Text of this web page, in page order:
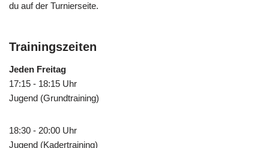
du auf der Turnierseite.
Trainingszeiten
Jeden Freitag
17:15 - 18:15 Uhr
Jugend (Grundtraining)
18:30 - 20:00 Uhr
Jugend (Kadertraining)